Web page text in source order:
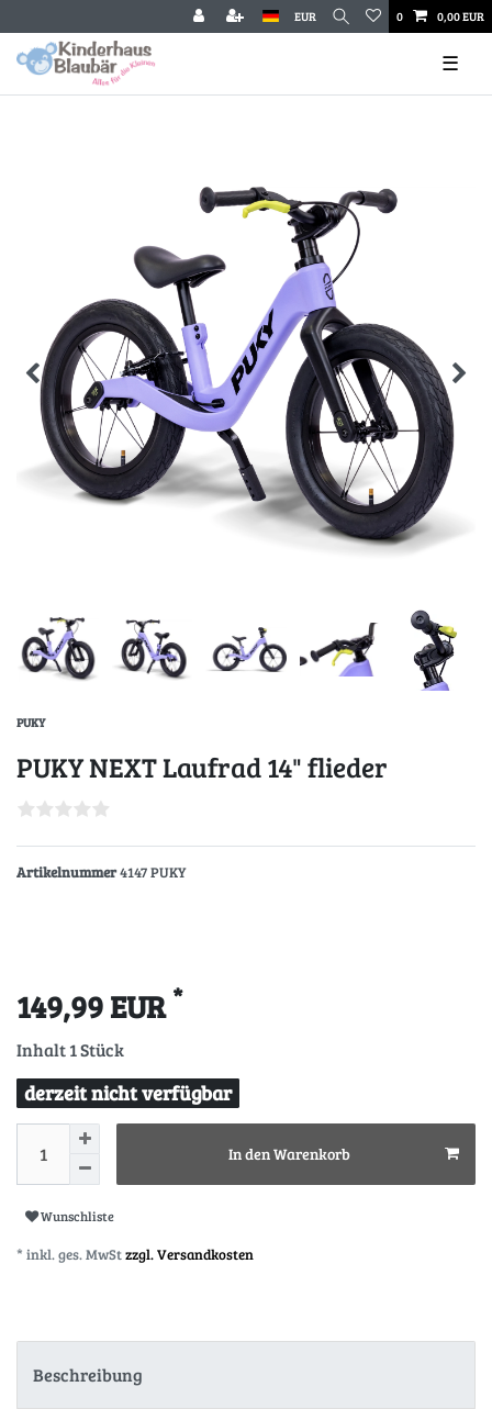
EUR 0 0,00 EUR
☰
PUKY
PUKY NEXT Laufrad 14" flieder
Artikelnummer4147 PUKY
149,99 EUR *
Inhalt1Stück
derzeit nicht verfügbar
In den Warenkorb
Wunschliste
* inkl. ges. MwStzzgl. Versandkosten
Beschreibung